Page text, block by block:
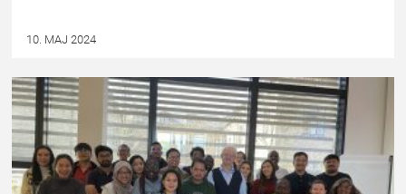
10. MAJ 2024
EPSBLOGGEN